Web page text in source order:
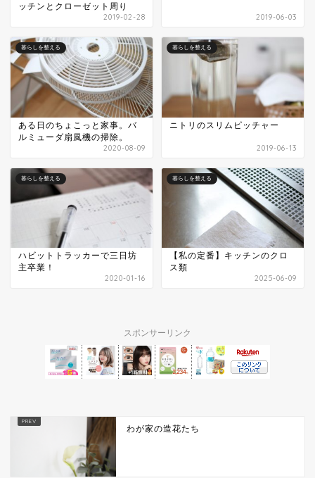
ッチンとクローゼット周り
2019-02-28 2019-06-03
暮らしを整える
ある日のちょこっと家事。バ
ルミューダ扇風機の掃除。
2020-08-09
暮らしを整える
ニトリのスリムピッチャー
2019-06-13
暮らしを整える
ハビットトラッカーで三日坊
主卒業！
2020-01-16
暮らしを整える
【私の定番】キッチンのクロ
ス類
2025-06-09
スポンサーリンク
わが家の造花たち